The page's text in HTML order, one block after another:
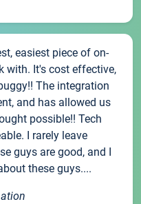
easiest piece of on-
with. It's cost effective,
The integration
and has allowed us
possible!! Tech
I rarely leave
guys are good, and I
these guys....